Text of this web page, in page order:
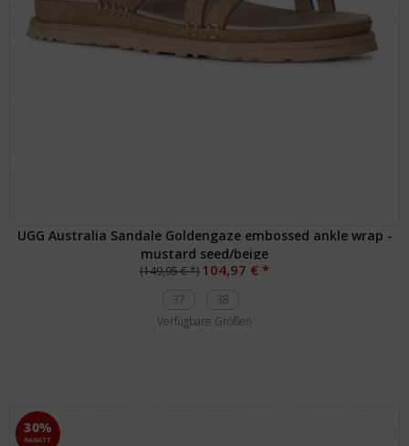
UGG Australia Sandale Goldengaze embossed ankle wrap -
mustard seed/beige
(149,95 € *) 104,97 € *
37
38
Verfügbare Größen
30%
RABATT